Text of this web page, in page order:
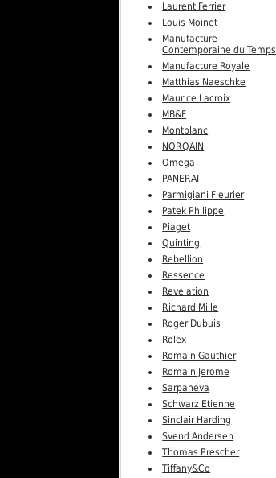
Laurent Ferrier
Louis Moinet
Manufacture
Contemporaine du Temps
Manufacture Royale
Matthias Naeschke
Maurice Lacroix
MB&F
Montblanc
NORQAIN
Omega
PANERAI
Parmigiani Fleurier
Patek Philippe
Piaget
Quinting
Rebellion
Ressence
Revelation
Richard Mille
Roger Dubuis
Rolex
Romain Gauthier
Romain Jerome
Sarpaneva
Schwarz Etienne
Sinclair Harding
Svend Andersen
Thomas Prescher
Tiffany&Co